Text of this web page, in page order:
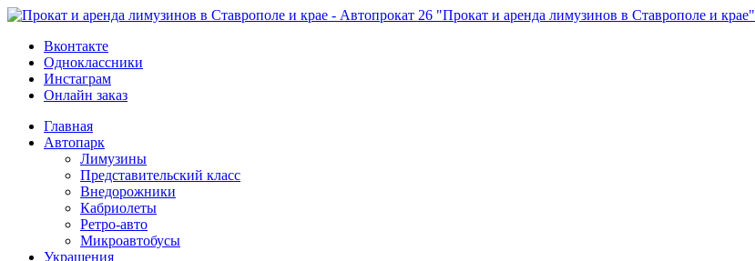
"Прокат и аренда лимузинов в Ставрополе и крае"
Вконтакте
Одноклассники
Инстаграм
Онлайн заказ
Главная
Автопарк
Лимузины
Представительский класс
Внедорожники
Кабриолеты
Ретро-авто
Микроавтобусы
Украшения